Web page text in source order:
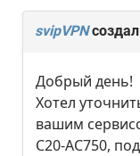
svipVPN
Добрый день!
Хотел
вашим
C20-AC750,